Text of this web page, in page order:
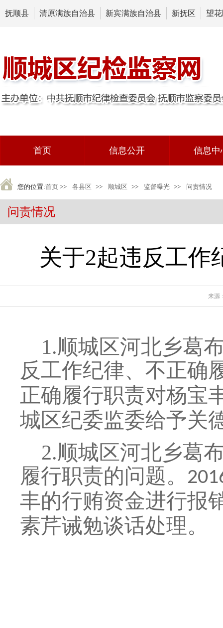
抚顺县 清原满族自治县 新宾满族自治县 新抚区 望
首页 信息公开 信息中
您的位置:首页 >> 各县区 >> 顺城区 >> 监督曝光 >> 问责情况
问责情况
关于2起违反工作
来源
1.顺城区河北乡葛
反工作纪律、不正确
正确履行职责对杨宝
城区纪委监委给予关
2.顺城区河北乡葛
履行职责的问题。
丰的行贿资金进行报
素芹诫勉谈话处理。